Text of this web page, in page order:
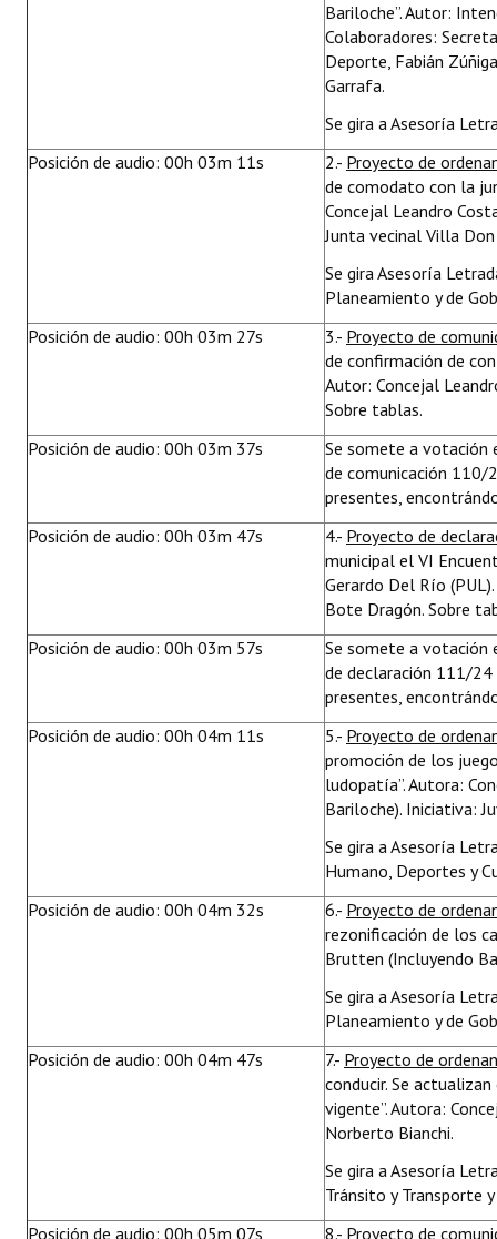
Bariloche”. Autor:
Colaboradores:
Deporte, Fabián
Garrafa.
Se gira a Asesoría
Posición de audio: 00h 03m 11s
2.- Proyecto de
de comodato con la
Concejal Leandro
Junta vecinal Villa
Se gira Asesoría
Planeamiento y de
Posición de audio: 00h 03m 27s
3.- Proyecto de
de confirmación de
Autor: Concejal
Sobre tablas.
Posición de audio: 00h 03m 37s
Se somete a
de comunicación 110/
presentes,
Posición de audio: 00h 03m 47s
4.- Proyecto de
municipal el VI
Gerardo Del Río
Bote Dragón. Sobre
Posición de audio: 00h 03m 57s
Se somete a
de declaración 111/24
presentes,
Posición de audio: 00h 04m 11s
5.- Proyecto de
promoción de los
ludopatía”. Autora:
Bariloche). Iniciativa:
Se gira a Asesoría
Humano, Deportes y
Posición de audio: 00h 04m 32s
6.- Proyecto de
rezonificación de los
Brutten (Incluyendo
Se gira a Asesoría
Planeamiento y de
Posición de audio: 00h 04m 47s
7.- Proyecto de
conducir. Se
vigente”. Autora:
Norberto Bianchi.
Se gira a Asesoría
Tránsito y Transporte
Posición de audio: 00h 05m 07s
8.- Proyecto de